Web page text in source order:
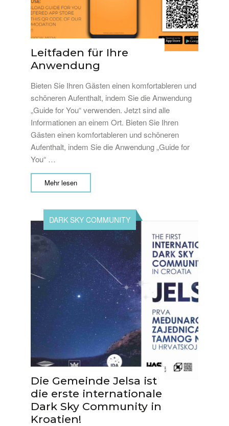
Leitfaden für Ihre
Anwendung
Bieten Sie Ihren Gästen einen komfortableren und
schöneren Aufenthalt, indem Sie die Anwendung
„Guide for You“ verwenden. Jetzt sind alle
Informationen an einem Ort. Bieten Sie Ihren
Gästen einen komfortableren und schöneren
Aufenthalt, indem Sie die Anwendung „Guide for
You“ …
Mehr lesen
DARK SKY COMMUNITY
Die Gemeinde Jelsa ist
die erste internationale
Dark Sky Community in
Kroatien!